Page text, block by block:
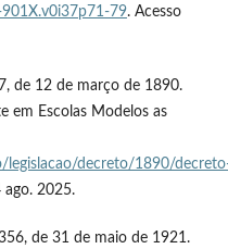
79. Acesso
de 12 de março de 1890.
em Escolas Modelos as
legislacao/decreto/1890/
ago. 2025.
de 31 de maio de 1921.